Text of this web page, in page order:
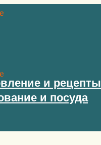
и рецепты
и посуда